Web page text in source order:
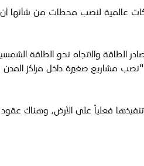
عالمية لنصب محطات من شأنها أن
الطاقة والاتجاه نحو الطاقة
مشاريع صغيرة داخل مراكز
فعلياً على الأرض، وهناك